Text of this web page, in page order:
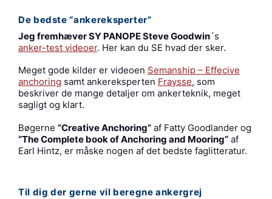
De bedste “ankereksperter”
Jeg fremhæver SY PANOPE Steve Goodwin´s
anker-test videoer. Her kan du SE hvad der sker.
Meget gode kilder er videoen Semanship – Effecive
anchoring samt ankereksperten Fraysse, som
beskriver de mange detaljer om ankerteknik, meget
sagligt og klart.
Bøgerne “Creative Anchoring” af Fatty Goodlander og
“The Complete book of Anchoring and Mooring” af
Earl Hintz, er måske nogen af det bedste faglitteratur.
Til dig der gerne vil beregne ankergrej